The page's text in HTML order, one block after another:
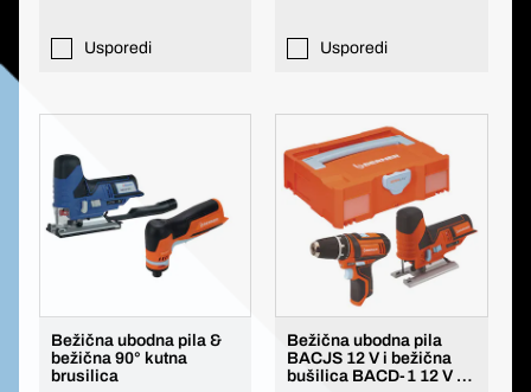
Usporedi Usporedi
Bežična ubodna pila &
bežična 90° kutna
brusilica
Bežična ubodna pila
BACJS 12 V i bežična
bušilica BACD-1 12 V 12